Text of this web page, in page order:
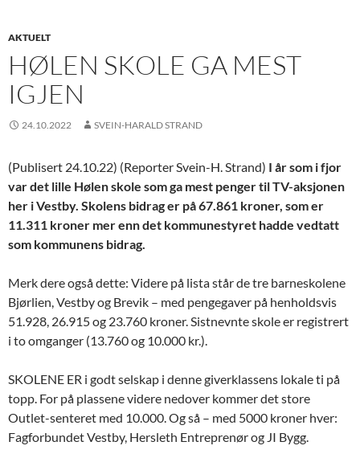
AKTUELT
HØLEN SKOLE GA MEST
IGJEN
24.10.2022 SVEIN-HARALD STRAND
(Publisert 24.10.22) (Reporter Svein-H. Strand) I år som i fjor
var det lille Hølen skole som ga mest penger til TV-aksjonen
her i Vestby. Skolens bidrag er på 67.861 kroner, som er
11.311 kroner mer enn det kommunestyret hadde vedtatt
som kommunens bidrag.
Merk dere også dette: Videre på lista står de tre barneskolene
Bjørlien, Vestby og Brevik – med pengegaver på henholdsvis
51.928, 26.915 og 23.760 kroner. Sistnevnte skole er registrert
i to omganger (13.760 og 10.000 kr.).
SKOLENE ER i godt selskap i denne giverklassens lokale ti på
topp. For på plassene videre nedover kommer det store
Outlet-senteret med 10.000. Og så – med 5000 kroner hver:
Fagforbundet Vestby, Hersleth Entreprenør og JI Bygg.